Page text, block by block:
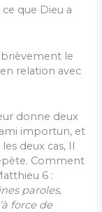
que Dieu a
le
relation avec
donne deux
importun, et
deux cas, Il
Comment
6 :
paroles,
force de